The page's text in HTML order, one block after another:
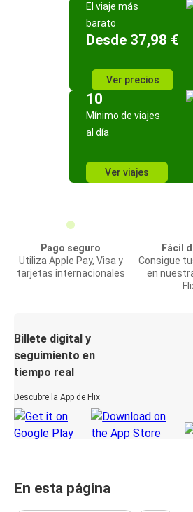
El viaje más
barato
Desde 37,98 €
Ver precios
10
Mínimo de viajes
al día
Ver viajes
Pago seguro
Utiliza Apple Pay, Visa y
tarjetas internacionales
Fácil
Consigue
en
Billete digital y
seguimiento en
tiempo real
Descubre la App de Flix
En esta página